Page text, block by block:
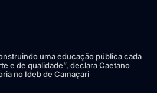
uma educação pública cada
e de qualidade”, declara Caetano
no Ideb de Camaçari